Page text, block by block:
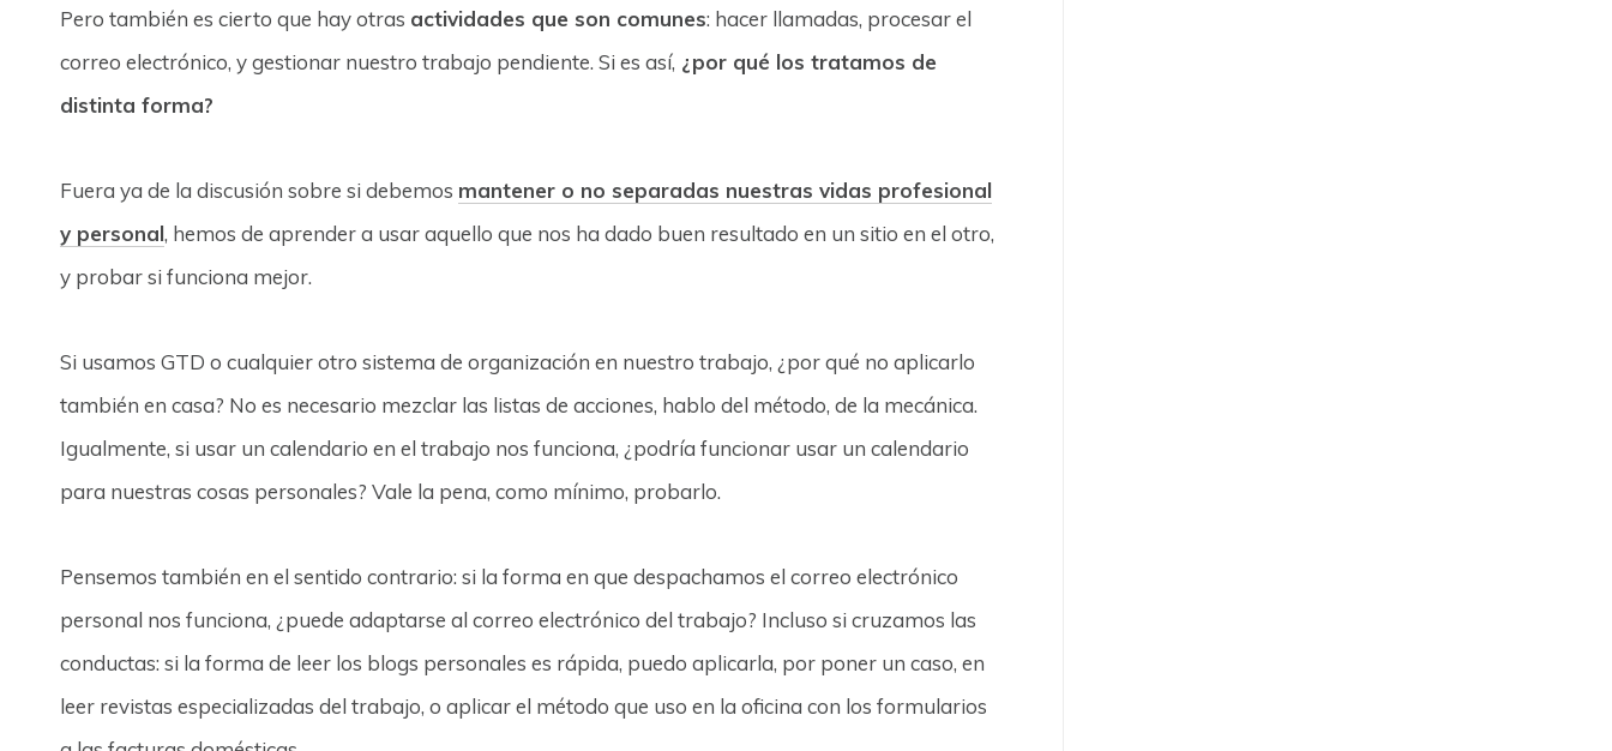
Pero también es cierto que hay otras actividades que son comunes: hacer llamadas, procesar el
correo electrónico, y gestionar nuestro trabajo pendiente. Si es así, ¿por qué los tratamos de
distinta forma?
Fuera ya de la discusión sobre si debemos mantener o no separadas nuestras vidas profesional
y personal, hemos de aprender a usar aquello que nos ha dado buen resultado en un sitio en el otro,
y probar si funciona mejor.
Si usamos GTD o cualquier otro sistema de organización en nuestro trabajo, ¿por qué no aplicarlo
también en casa? No es necesario mezclar las listas de acciones, hablo del método, de la mecánica.
Igualmente, si usar un calendario en el trabajo nos funciona, ¿podría funcionar usar un calendario
para nuestras cosas personales? Vale la pena, como mínimo, probarlo.
Pensemos también en el sentido contrario: si la forma en que despachamos el correo electrónico
personal nos funciona, ¿puede adaptarse al correo electrónico del trabajo? Incluso si cruzamos las
conductas: si la forma de leer los blogs personales es rápida, puedo aplicarla, por poner un caso, en
leer revistas especializadas del trabajo, o aplicar el método que uso en la oficina con los formularios